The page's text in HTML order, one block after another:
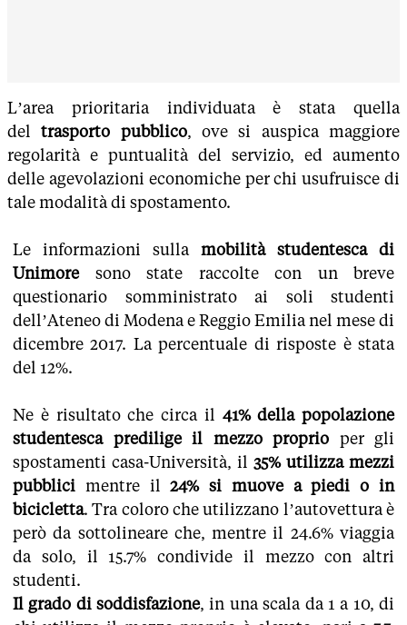
L’area prioritaria individuata è stata quella
deltrasporto pubblico, ove si auspica maggiore
regolarità e puntualità del servizio, ed aumento
delle agevolazioni economiche per chi usufruisce di
tale modalità di spostamento.
Le informazioni sulla mobilità studentesca di
Unimoresono state raccolte con un breve
questionario somministrato ai soli studenti
dell’Ateneo di Modena e Reggio Emilia nel mese di
dicembre 2017. La percentuale di risposte è stata
del 12%.
Ne è risultato che circa il 41% della popolazione
studentesca predilige il mezzo proprio per gli
spostamenti casa-Università, il 35% utilizza mezzi
pubblici mentre il24% si muove a piedi o in
bicicletta. Tra coloro che utilizzano l’autovettura è
però da sottolineare che, mentre il 24.6% viaggia
da solo, il 15.7% condivide il mezzo con altri
studenti.
Il grado di soddisfazione, in una scala da 1 a 10, di